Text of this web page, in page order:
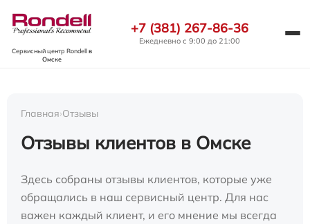
Сервисный центр Rondellв
Омске
+7 (381) 267-86-36
Ежедневно с 9:00 до 21:00
Главная›Отзывы
Отзывы клиентов в Омске
Здесь собраны отзывы клиентов, которые уже
обращались в наш сервисный центр. Для нас
важен каждый клиент, и его мнение мы всегда